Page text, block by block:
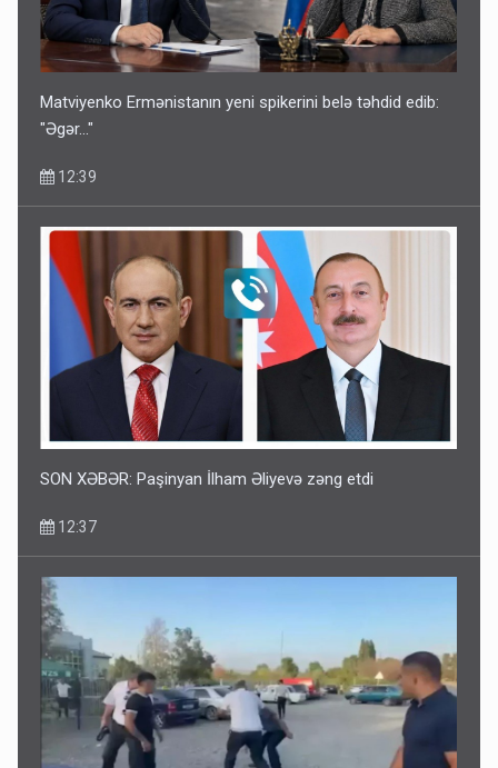
Matviyenko Ermənistanın yeni spikerini belə təhdid edib:
"Əgər..."
12:39
SON XƏBƏR: Paşinyan İlham Əliyevə zəng etdi
12:37